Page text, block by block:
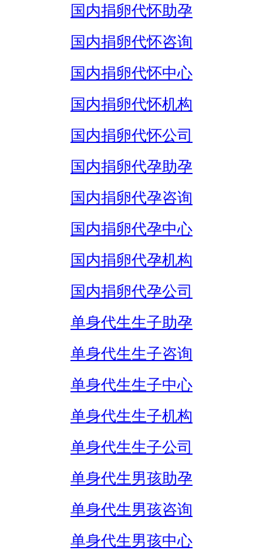
国内捐卵代怀助孕
国内捐卵代怀咨询
国内捐卵代怀中心
国内捐卵代怀机构
国内捐卵代怀公司
国内捐卵代孕助孕
国内捐卵代孕咨询
国内捐卵代孕中心
国内捐卵代孕机构
国内捐卵代孕公司
单身代生生子助孕
单身代生生子咨询
单身代生生子中心
单身代生生子机构
单身代生生子公司
单身代生男孩助孕
单身代生男孩咨询
单身代生男孩中心